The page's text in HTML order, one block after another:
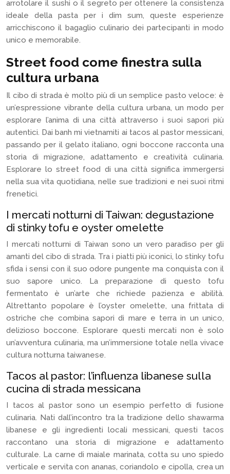
arrotolare il sushi o il segreto per ottenere la consistenza
ideale della pasta per i dim sum, queste esperienze
arricchiscono il bagaglio culinario dei partecipanti in modo
unico e memorabile.
Street food come finestra sulla
cultura urbana
Il cibo di strada è molto più di un semplice pasto veloce: è
un’espressione vibrante della cultura urbana, un modo per
esplorare l’anima di una città attraverso i suoi sapori più
autentici. Dai banh mi vietnamiti ai tacos al pastor messicani,
passando per il gelato italiano, ogni boccone racconta una
storia di migrazione, adattamento e creatività culinaria.
Esplorare lo street food di una città significa immergersi
nella sua vita quotidiana, nelle sue tradizioni e nei suoi ritmi
frenetici.
I mercati notturni di Taiwan: degustazione
di stinky tofu e oyster omelette
I mercati notturni di Taiwan sono un vero paradiso per gli
amanti del cibo di strada. Tra i piatti più iconici, lo stinky tofu
sfida i sensi con il suo odore pungente ma conquista con il
suo sapore unico. La preparazione di questo tofu
fermentato è un’arte che richiede pazienza e abilità.
Altrettanto popolare è l’oyster omelette, una frittata di
ostriche che combina sapori di mare e terra in un unico,
delizioso boccone. Esplorare questi mercati non è solo
un’avventura culinaria, ma un’immersione totale nella vivace
cultura notturna taiwanese.
Tacos al pastor: l’influenza libanese sulla
cucina di strada messicana
I tacos al pastor sono un esempio perfetto di fusione
culinaria. Nati dall’incontro tra la tradizione dello shawarma
libanese e gli ingredienti locali messicani, questi tacos
raccontano una storia di migrazione e adattamento
culturale. La carne di maiale marinata, cotta su uno spiedo
verticale e servita con ananas, coriandolo e cipolla, crea un